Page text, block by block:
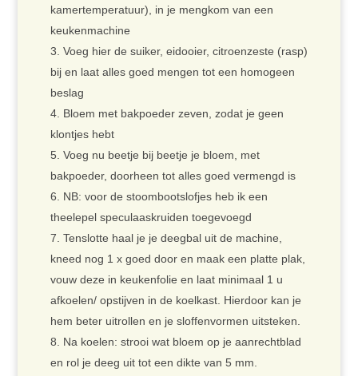
kamertemperatuur), in je mengkom van een
keukenmachine
Voeg hier de suiker, eidooier, citroenzeste (rasp)
bij en laat alles goed mengen tot een homogeen
beslag
Bloem met bakpoeder zeven, zodat je geen
klontjes hebt
Voeg nu beetje bij beetje je bloem, met
bakpoeder, doorheen tot alles goed vermengd is
NB: voor de stoombootslofjes heb ik een
theelepel speculaaskruiden toegevoegd
Tenslotte haal je je deegbal uit de machine,
kneed nog 1 x goed door en maak een platte plak,
vouw deze in keukenfolie en laat minimaal 1 u
afkoelen/ opstijven in de koelkast. Hierdoor kan je
hem beter uitrollen en je sloffenvormen uitsteken.
Na koelen: strooi wat bloem op je aanrechtblad
en rol je deeg uit tot een dikte van 5 mm.